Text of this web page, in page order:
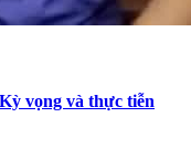
vọng và thực tiễn